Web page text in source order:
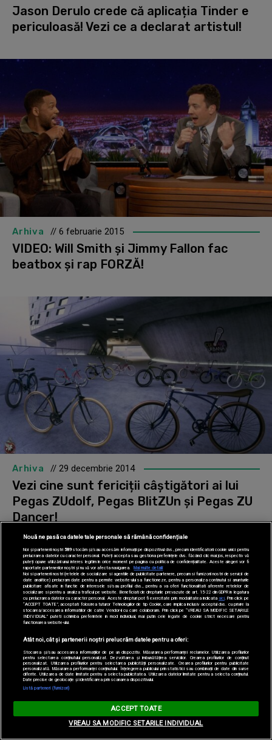
Jason Derulo crede că aplicația Tinder e
periculoasă! Vezi ce a declarat artistul!
Arhiva // 6 februarie 2015
VIDEO: Will Smith și Jimmy Fallon fac
beatbox și rap FORZĂ!
Arhiva // 29 decembrie 2014
Vezi cine sunt fericiții câștigători ai lui
Pegas ZUdolf, Pegas BlitZUn și Pegas ZU
Dancer!
Holly Jolly ZU TV!
Nouă ne pasă ca datele tale personale să rămână confidențiale
Noi și partenerii noștri589stocăm și/sau accesăm informații pe dispozitivul dvs., precum identificatorii cookie unici pentru
prelucrarea datelor cu caracter personal. Puteți accepta sau gestiona preferințele dvs. făcând clic mai jos, respectiv vă
puteți opune utilizării unui interes legitim în orice moment pe pagina cu politica de confidențialitate. Aceste alegeri vor fi
raportate partenerilor noștri și nu vă vor afecta navigarea.
Mai multe detalii
Noi si partenerii nostri (retelele de socializare si agentiile de publicitate partenere, precum si furnizorii nostri de servicii de
date analitice) prelucram date pentru a permite website-ului sa functioneze, pentru a personaliza continutul si anunturile
publicitare afisate in functie de interesele si/sau profilul dvs., pentru a va oferi functionalitati aferente retelelor de
socializare si pentru a analiza traficul pe website. Beneficiati de drepturile prevazute de art. 15-22 din GDPR in legatura
cu prelucrarea datelor cu caracter personal. Aceste drepturi pot fi exercitate prin modalitatea indicataaici. Prin click pe
“ACCEPT TOATE”, acceptati folosirea tuturor Tehnologiilor de tip Cookie, care implica inclusiv acceptul dvs. cu privire la
stocarea/accesarea informatiilor de catre Vendor-ii cu care colaboram. Prin click pe “VREAU SA MODIFIC SETARILE
INDIVIDUAL” puteti schimba preferintele in mod individual, mai putin cele legate de cookie strict necesare pentru
functionarea website-ului.
Atât noi, cât și partenerii noștri prelucrăm datele pentru a oferi:
Stocarea și/sau accesarea informațiilor de pe un dispozitiv. Măsurarea performanței reclamelor. Utilizarea profilurilor
pentru selectarea conținutului personalizat. Dezvoltarea și îmbunătățirea serviciilor. Crearea profilurilor de conținut
personalizat. Utilizarea profilurilor pentru selectarea publicității personalizate. Crearea profilurilor pentru publicitate
personalizată. Măsurarea performanței conținutului. Înțelegerea publicului prin statistici sau combinații de date din surse
diferite. Utilizarea de date limitate pentru a selecta publicitatea. Utilizarea datelor limitate pentru a selecta conținutul.
Date precise de geolocație și identificarea prin scanarea dispozitivului.
Listă parteneri (furnizori)
ACCEPT TOATE
VREAU SA MODIFIC SETARILE INDIVIDUAL